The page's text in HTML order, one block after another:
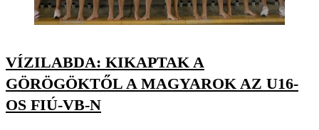
VÍZILABDA: KIKAPTAK A
GÖRÖGÖKTŐL A MAGYAROK AZ U16-
OS FIÚ-VB-N